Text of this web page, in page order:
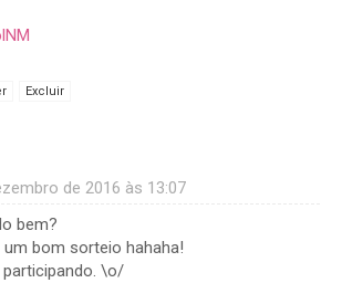
Excluir
de 2016 às 13:07
bem?
bom sorteio hahaha!
\o/